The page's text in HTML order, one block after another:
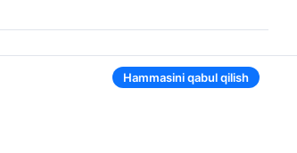
Hammasini qabul qilish